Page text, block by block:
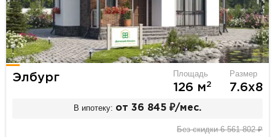
Элбург Площадь
126 м2
Размер
7.6х8
В ипотеку: от 36 845 ₽/мес.
Без скидки 6 561 802 ₽